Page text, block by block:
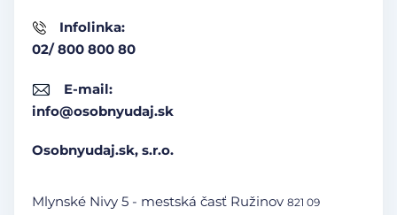
Infolinka:
02/ 800 800 80
E-mail:
info@osobnyudaj.sk
Osobnyudaj.sk, s.r.o.
Mlynské Nivy 5 - mestská časť Ružinov 821 09